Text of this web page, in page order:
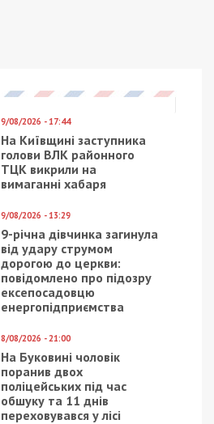
9/08/2026 - 17:44
На Київщині заступника
голови ВЛК районного
ТЦК викрили на
вимаганні хабаря
9/08/2026 - 13:29
9-річна дівчинка загинула
від удару струмом
дорогою до церкви:
повідомлено про підозру
ексепосадовцю
енергопідприємства
8/08/2026 - 21:00
На Буковині чоловік
поранив двох
поліцейських під час
обшуку та 11 днів
переховувався у лісі